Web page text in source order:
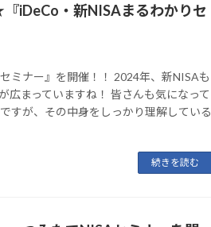
iDeCo・新NISAまるわかりセ
ミナー』を開催！！ 2024年、新NISAも
広まっていますね！ 皆さんも気になって
すが、その中身をしっかり理解している
続きを読む